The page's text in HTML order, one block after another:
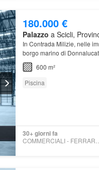
180.000 €
Palazzo a Scicli,
In Contrada Milizie, nelle
borgo marino di
potenzialità di
600 m²
Piscina
30+ giorni fa